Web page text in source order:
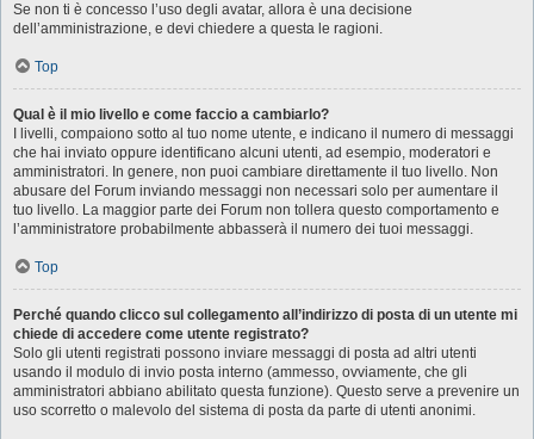
Se non ti è concesso l’uso degli avatar, allora è una decisione
dell’amministrazione, e devi chiedere a questa le ragioni.
Top
Qual è il mio livello e come faccio a cambiarlo?
I livelli, compaiono sotto al tuo nome utente, e indicano il numero di messaggi
che hai inviato oppure identificano alcuni utenti, ad esempio, moderatori e
amministratori. In genere, non puoi cambiare direttamente il tuo livello. Non
abusare del Forum inviando messaggi non necessari solo per aumentare il
tuo livello. La maggior parte dei Forum non tollera questo comportamento e
l’amministratore probabilmente abbasserà il numero dei tuoi messaggi.
Top
Perché quando clicco sul collegamento all’indirizzo di posta di un utente mi
chiede di accedere come utente registrato?
Solo gli utenti registrati possono inviare messaggi di posta ad altri utenti
usando il modulo di invio posta interno (ammesso, ovviamente, che gli
amministratori abbiano abilitato questa funzione). Questo serve a prevenire un
uso scorretto o malevolo del sistema di posta da parte di utenti anonimi.